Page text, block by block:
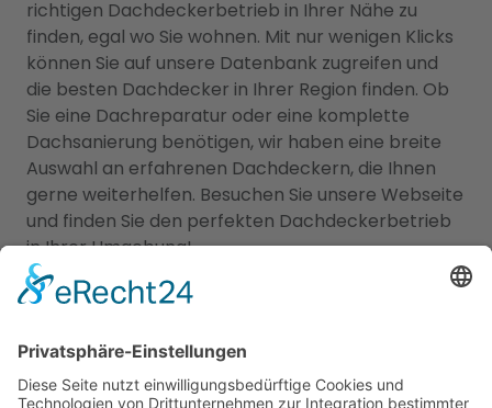
richtigen Dachdeckerbetrieb in Ihrer Nähe zu
finden, egal wo Sie wohnen. Mit nur wenigen Klicks
können Sie auf unsere Datenbank zugreifen und
die besten Dachdecker in Ihrer Region finden. Ob
Sie eine Dachreparatur oder eine komplette
Dachsanierung benötigen, wir haben eine breite
Auswahl an erfahrenen Dachdeckern, die Ihnen
gerne weiterhelfen. Besuchen Sie unsere Webseite
und finden Sie den perfekten Dachdeckerbetrieb
in Ihrer Umgebung!
Wie kann ich sicherstellen, dass
vertrauenswürdigen Dachdecker
in meiner Nähe finde?